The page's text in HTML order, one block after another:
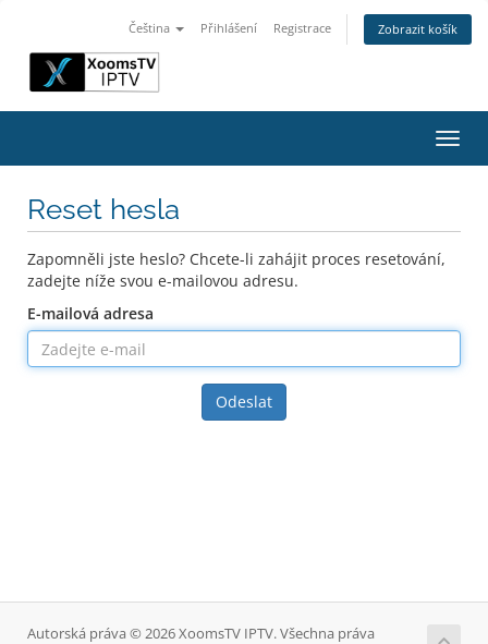
Čeština Přihlášení Registrace Zobrazit košík
Reset hesla
Zapomněli jste heslo? Chcete-li zahájit proces resetování,
zadejte níže svou e-mailovou adresu.
E-mailová adresa
Odeslat
Autorská práva © 2026 XoomsTV IPTV. Všechna práva